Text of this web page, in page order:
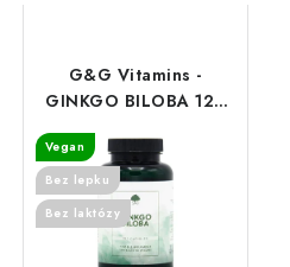
G&G Vitamins -
GINKGO BILOBA 120
Vegan
Bez lepku
Bez laktózy